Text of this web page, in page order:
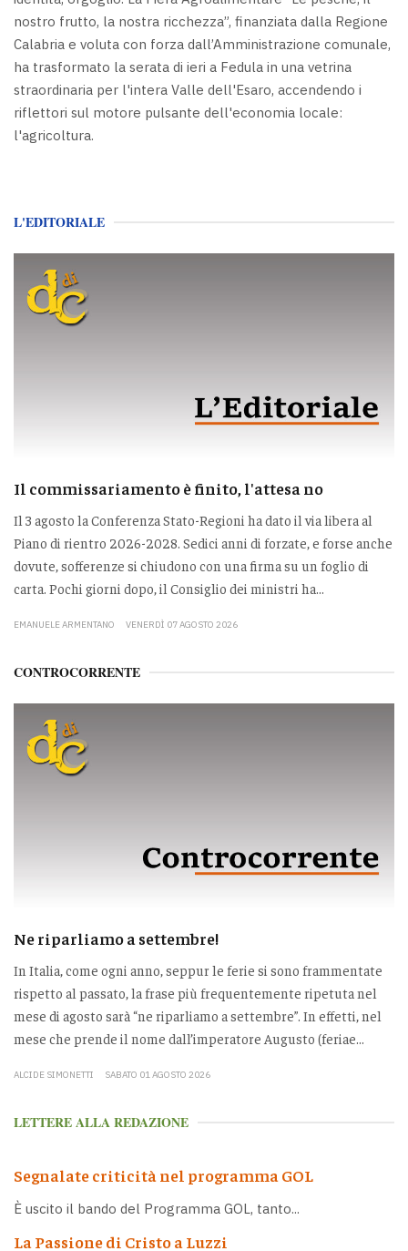
nostro frutto, la nostra ricchezza”, finanziata dalla Regione
Calabria e voluta con forza dall’Amministrazione comunale,
ha trasformato la serata di ieri a Fedula in una vetrina
straordinaria per l'intera Valle dell'Esaro, accendendo i
riflettori sul motore pulsante dell'economia locale:
l'agricoltura.
L'EDITORIALE
Il commissariamento è finito, l'attesa no
Il 3 agosto la Conferenza Stato-Regioni ha dato il via libera al
Piano di rientro 2026-2028. Sedici anni di forzate, e forse anche
dovute, sofferenze si chiudono con una firma su un foglio di
carta. Pochi giorni dopo, il Consiglio dei ministri ha...
EMANUELE ARMENTANO VENERDÌ 07 AGOSTO 2026
CONTROCORRENTE
Ne riparliamo a settembre!
In Italia, come ogni anno, seppur le ferie si sono frammentate
rispetto al passato, la frase più frequentemente ripetuta nel
mese di agosto sarà “ne riparliamo a settembre”. In effetti, nel
mese che prende il nome dall’imperatore Augusto (feriae...
ALCIDE SIMONETTI SABATO 01 AGOSTO 2026
LETTERE ALLA REDAZIONE
Segnalate criticità nel programma GOL
È uscito il bando del Programma GOL, tanto...
La Passione di Cristo a Luzzi